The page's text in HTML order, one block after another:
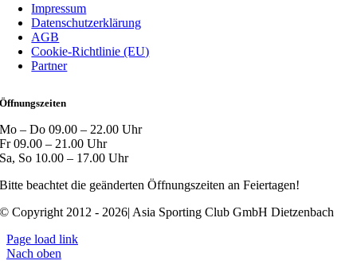
Impressum
Datenschutzerklärung
AGB
Cookie-Richtlinie (EU)
Partner
Öffnungszeiten
Mo – Do 09.00 – 22.00 Uhr
Fr 09.00 – 21.00 Uhr
Sa, So 10.00 – 17.00 Uhr
Bitte beachtet die geänderten Öffnungszeiten an Feiertagen!
© Copyright 2012 - 2026| Asia Sporting Club GmbH Dietzenbach
Page load link
Nach oben